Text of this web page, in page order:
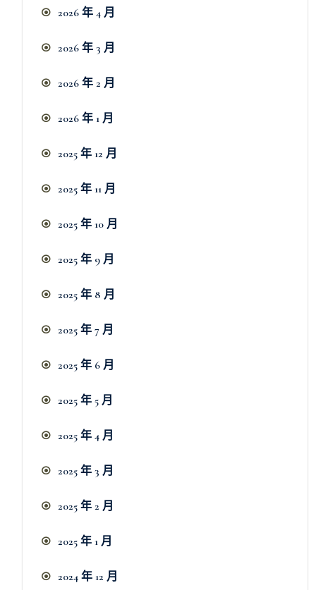
2026 年 4 月
2026 年 3 月
2026 年 2 月
2026 年 1 月
2025 年 12 月
2025 年 11 月
2025 年 10 月
2025 年 9 月
2025 年 8 月
2025 年 7 月
2025 年 6 月
2025 年 5 月
2025 年 4 月
2025 年 3 月
2025 年 2 月
2025 年 1 月
2024 年 12 月